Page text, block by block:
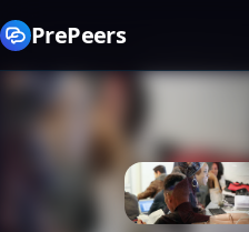
PrePeers